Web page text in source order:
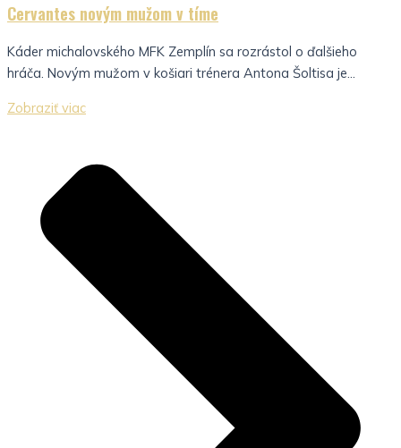
Cervantes novým mužom v tíme
Káder michalovského MFK Zemplín sa rozrástol o ďalšieho
hráča. Novým mužom v košiari trénera Antona Šoltisa je...
Zobraziť viac